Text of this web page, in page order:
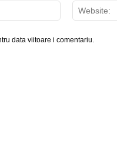
Email:*
data viitoare i comentariu.